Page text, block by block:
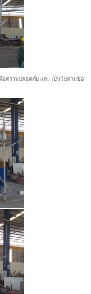
พื่อความปลอดภัย และ เป็นไปตามข้อ